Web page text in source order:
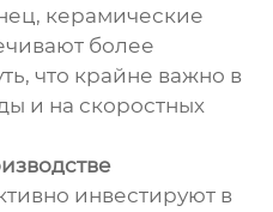
керамические
более
что крайне важно в
и на скоростных
инвестируют в